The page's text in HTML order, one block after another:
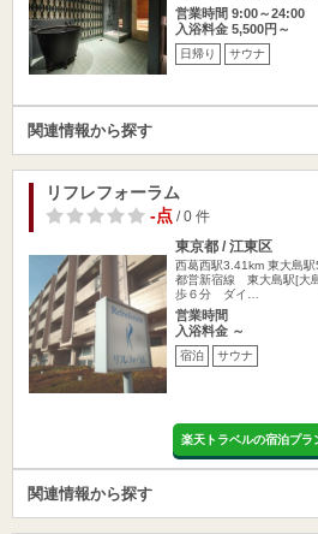
営業時間 9:00～24:00
入浴料金 5,500円～
日帰り サウナ
関連情報から探す
リフレフォーラム
-点/ 0 件
東京都 / 江東区
西葛西駅3.41km 東大島
都営新宿線 東大島駅[大
歩６分 ダイ…
営業時間
入浴料金 ～
宿泊 サウナ
楽天トラベルの宿泊プラ
関連情報から探す